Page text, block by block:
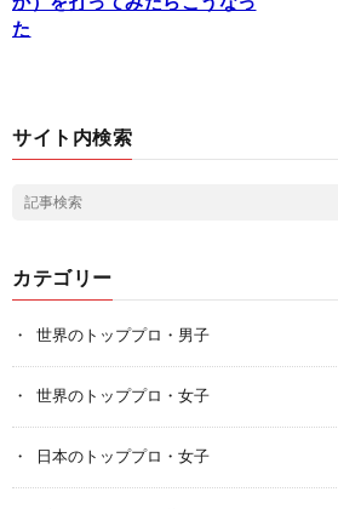
た
サイト内検索
カテゴリー
世界のトッププロ・男子
世界のトッププロ・女子
日本のトッププロ・女子